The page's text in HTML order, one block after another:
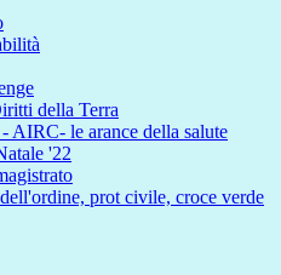
della Terra
AIRC- le arance della salute
'22
prot civile, croce verde